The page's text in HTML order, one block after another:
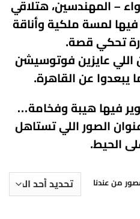
– المهندسين، هتلاقي
لمسة ملكية وأناقة
تحكي قصة.
اللي عايزين فوتوسيشن
يبعدوا عن القاهرة.
فيها هيبة وفخامة…
الصور اللي تستاهل
الحيط.
من عندنا